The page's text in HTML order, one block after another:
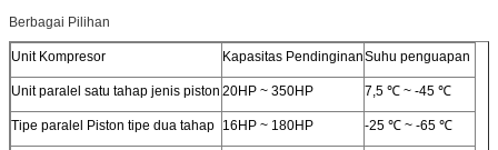
Berbagai Pilihan
Unit Kompresor Kapasitas PendinginanSuhu penguapan
Unit paralel satu tahap jenis piston 20HP ~ 350HP 7,5 ℃ ~ -45 ℃
Tipe paralel Piston tipe dua tahap 16HP ~ 180HP -25 ℃ ~ -65 ℃